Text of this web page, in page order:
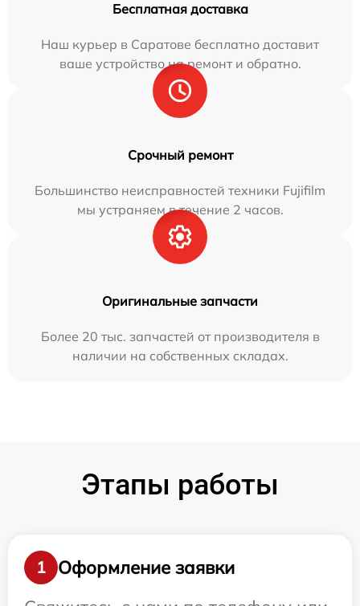
Бесплатная доставка
Наш курьер в Саратове бесплатно доставит
ваше устройство на ремонт и обратно.
Срочный ремонт
Большинство неисправностей техники Fujifilm
мы устраняем в течение 2 часов.
Оригинальные запчасти
Более 20 тыс. запчастей от производителя в
наличии на собственных складах.
Этапы работы
1
Оформление заявки